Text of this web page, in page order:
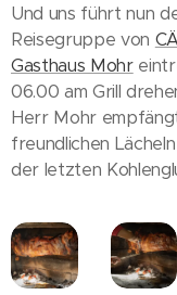
Und uns führt nun
Reisegruppe von
Gasthaus Mohr
06.00 am Grill
Herr Mohr
freundlichen
der letzten